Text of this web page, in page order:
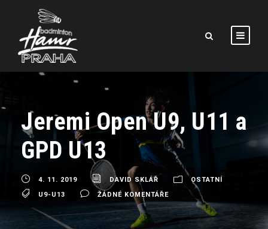
Jeremi Open U9, U11 a
GPD U13
4. 11. 2019 DAVID SKLÁŘ
OSTATNÍ
U9-U13
ŽÁDNÉ KOMENTÁŘE